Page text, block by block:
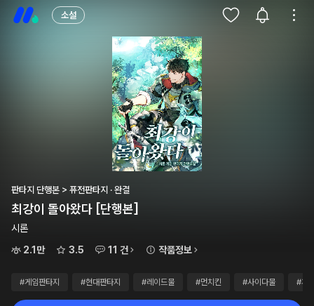
소설
판타지 단행본 > 퓨전판타지 · 완결
최강이 돌아왔다 [단행본]
시론
2.1만
3.5 11 건 작품정보
#게임판타지 #현대판타지 #레이드물 #먼치킨 #사이다물 #게